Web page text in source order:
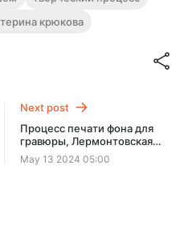
крюкова
Next post
Процесс печати фона для
гравюры, Лермонтовская
серия.
May 13 2024 05:00